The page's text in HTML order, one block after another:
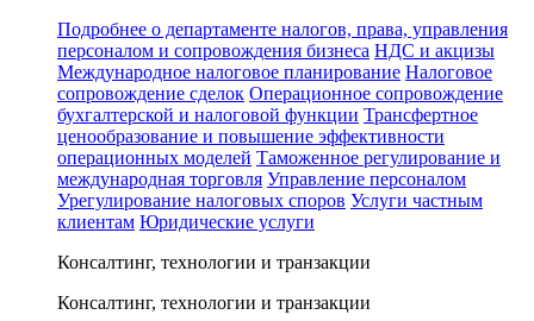
Подробнее о департаменте налогов, права, управления
персоналом и сопровождения бизнеса НДС и акцизы
Международное налоговое планирование Налоговое
сопровождение сделок Операционное сопровождение
бухгалтерской и налоговой функции Трансфертное
ценообразование и повышение эффективности
операционных моделей Таможенное регулирование и
международная торговля Управление персоналом
Урегулирование налоговых споров Услуги частным
клиентам Юридические услуги
Консалтинг, технологии и транзакции
Консалтинг, технологии и транзакции